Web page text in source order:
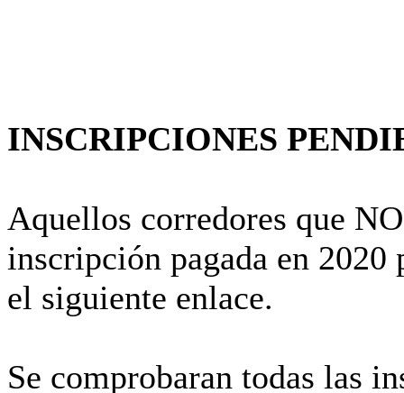
INSCRIPCIONES
Aquellos corredores que
inscripción pagada en
el siguiente enlace.
Se comprobaran todas las